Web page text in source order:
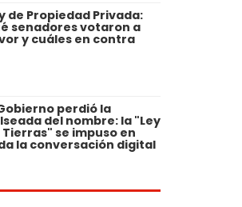
de Propiedad Privada:
senadores votaron a
y cuáles en contra
perdió la
del nombre: la "Ley
Tierras" se impuso en
la conversación digital